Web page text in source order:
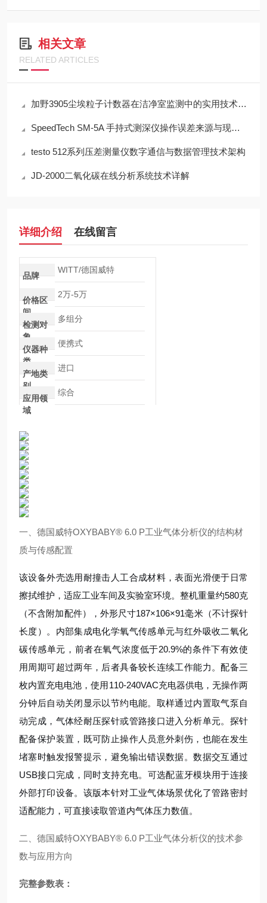
相关文章
RELATED ARTICLES
加野3905尘埃粒子计数器在洁净室监测中的实用技术解析
SpeedTech SM-5A 手持式测深仪操作误差来源与现场应用技术规范
testo 512系列压差测量仪数字通信与数据管理技术架构
JD-2000二氧化碳在线分析系统技术详解
详细介绍 在线留言
品牌
WITT/德国威特
价格区
间
2万-5万
检测对
象
多组分
仪器种
类
便携式
产地类
别
进口
应用领
域
综合
一、德国威特OXYBABY® 6.0 P工业气体分析仪的结构材
质与传感配置
该设备外壳选用耐撞击人工合成材料，表面光滑便于日常
擦拭维护，适应工业车间及实验室环境。整机重量约580克
（不含附加配件），外形尺寸187×106×91毫米（不计探针
长度）。内部集成电化学氧气传感单元与红外吸收二氧化
碳传感单元，前者在氧气浓度低于20.9%的条件下有效使
用周期可超过两年，后者具备较长连续工作能力。配备三
枚内置充电电池，使用110-240VAC充电器供电，无操作两
分钟后自动关闭显示以节约电能。取样通过内置取气泵自
动完成，气体经耐压探针或管路接口进入分析单元。探针
配备保护装置，既可防止操作人员意外刺伤，也能在发生
堵塞时触发报警提示，避免输出错误数据。数据交互通过
USB接口完成，同时支持充电。可选配蓝牙模块用于连接
外部打印设备。该版本针对工业气体场景优化了管路密封
适配能力，可直接读取管道内气体压力数值。
二、德国威特OXYBABY® 6.0 P工业气体分析仪的技术参
数与应用方向
完整参数表：